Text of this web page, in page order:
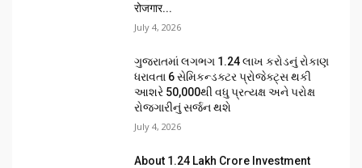
रोजगार...
July 4, 2026
ગુજરાતમાં લગભગ ₹1.24 લાખ કરોડનું રોકાણ
ધરાવતા 6 સેમિકન્ડક્ટર પ્રોજેક્ટ્સ થકી
આશરે 50,000થી વધુ પ્રત્યક્ષ અને પરોક્ષ
રોજગારીનું સર્જન થશે
July 4, 2026
About ₹1.24 Lakh Crore Investment